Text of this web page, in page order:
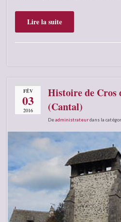
Lire la suite
FÉV
03
2016
Histoire de Cros
(Cantal)
Deadministrateurdans la